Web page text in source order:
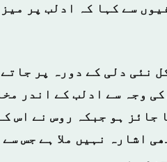
سے کہا کہ ادلب پر
نئی دلی کے دورہ پر جاتے
وجہ سے ادلب کے اندر
ہو جبکہ روس نے اس
اشارہ نہیں ملا ہے جس